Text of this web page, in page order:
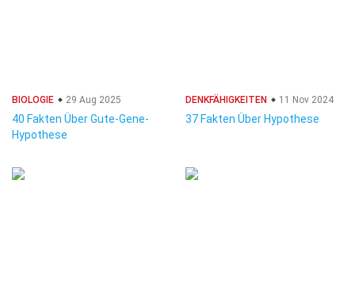
BIOLOGIE 29 Aug 2025
40 Fakten Über Gute-Gene-
Hypothese
DENKFÄHIGKEITEN 11 Nov 2024
37 Fakten Über Hypothese